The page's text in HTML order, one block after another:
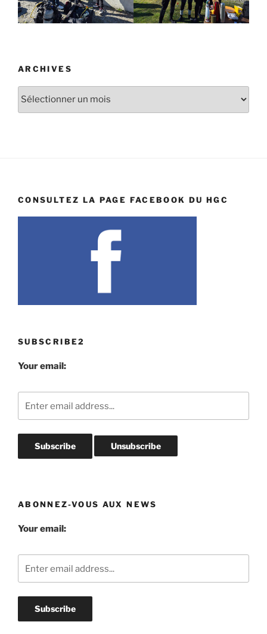
ARCHIVES
CONSULTEZ LA PAGE FACEBOOK DU HGC
SUBSCRIBE2
Your email:
ABONNEZ-VOUS AUX NEWS
Your email: